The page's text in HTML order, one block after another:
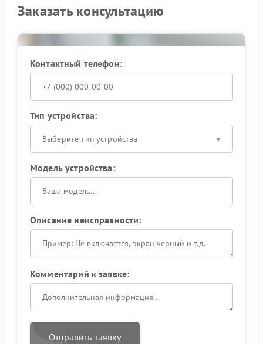
Заказать консультацию
Контактный телефон:
Тип устройства:
Выберите тип устройства
Модель устройства:
Описание неисправности:
Комментарий к заявке:
Отправить заявку